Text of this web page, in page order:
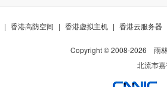
| 香港高防空间 | 香港虚拟主机 | 香港云服务器
Copyright © 2008-2026
雨
北流市